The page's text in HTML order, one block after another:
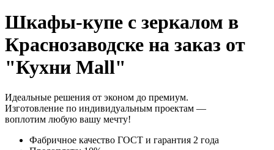
Шкафы-купе с зеркалом в
Краснозаводске на заказ от
"Кухни Mall"
Идеальные решения от эконом до премиум.
Изготовление по индивидуальным проектам —
воплотим любую вашу мечту!
Фабричное качество ГОСТ и гарантия 2 года